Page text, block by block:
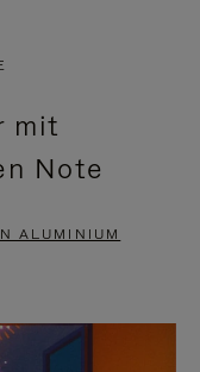
mit
Note
ALUMINIUM